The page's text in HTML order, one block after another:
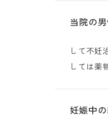
当院の
して不妊
しては薬
妊娠中